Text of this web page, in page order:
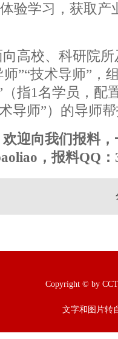
验学习，获取产
高校、科研院
”“技术导师”，
（指1名学员，配
导师”）的导师
欢迎向我们报料
，报料QQ：
Copyright © by
文字和图片转